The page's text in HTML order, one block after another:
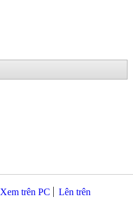
Xem trên PC Lên trên